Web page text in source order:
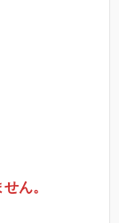
ん。